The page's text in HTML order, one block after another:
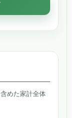
めた家計全体